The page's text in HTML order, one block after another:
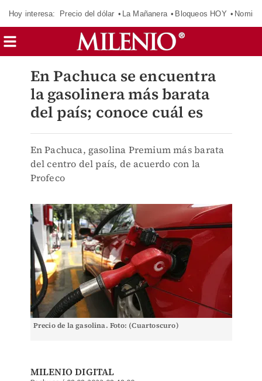
Hoy interesa: Precio del dólar La Mañanera Bloqueos HOY
En Pachuca se encuentra
la gasolinera más barata
del país; conoce cuál es
En Pachuca, gasolina Premium más barata
del centro del país, de acuerdo con la
Profeco
Precio de la gasolina. Foto: (Cuartoscuro)
MILENIO DIGITAL